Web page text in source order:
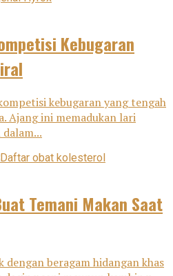
Kebugaran
kebugaran yang tengah
Ajang ini memadukan lari
Temani Makan Saat
beragam hidangan khas